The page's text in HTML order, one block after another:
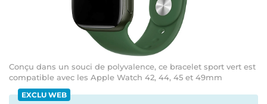
Conçu dans un souci de polyvalence, ce bracelet sport vert est
compatible avec les Apple Watch 42, 44, 45 et 49mm
EXCLU WEB